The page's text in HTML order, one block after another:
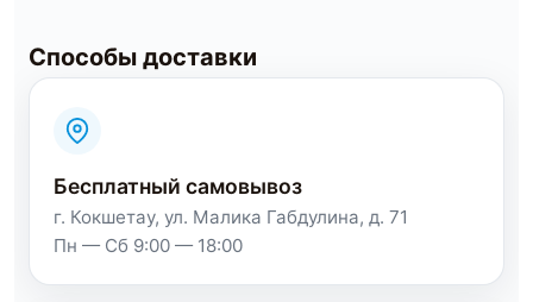
Способы доставки
Бесплатный самовывоз
г. Кокшетау, ул. Малика Габдулина, д. 71
Пн — Сб 9:00 — 18:00